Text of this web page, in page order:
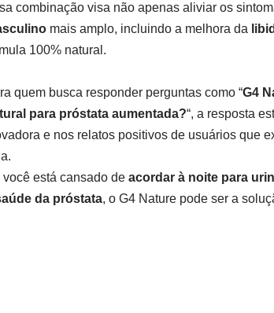
combinação visa não apenas aliviar os
mais amplo, incluindo a melhora da
100% natural.
quem busca responder perguntas como “G4
para próstata aumentada?“, a resposta
e nos relatos positivos de usuários que
você está cansado de acordar à noite para
da próstata, o G4 Nature pode ser a